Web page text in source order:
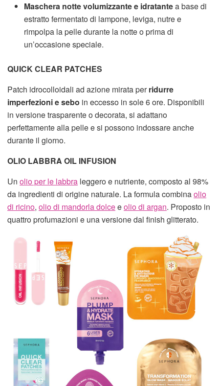
Maschera notte volumizzante e idratantea base di
estratto fermentato di lampone, leviga, nutre e
rimpolpa la pelle durante la notte o prima di
un’occasione speciale.
QUICK CLEAR PATCHES
Patch idrocolloidali ad azione mirata perridurre
imperfezioni e sebo in eccesso in sole 6 ore. Disponibili
in versione trasparente o decorata, si adattano
perfettamente alla pelle e si possono indossare anche
durante il giorno.
OLIO LABBRA OIL INFUSION
Un olio per le labbra leggero e nutriente, composto al 98%
da ingredienti di origine naturale. La formula combinaolio
di ricino, olio di mandorla dolceeolio di argan. Proposto in
quattro profumazioni e una versione dal finish glitterato.